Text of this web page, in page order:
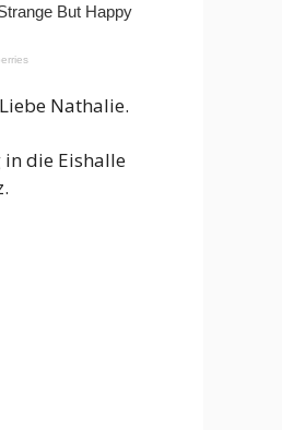
Nathalie.
in die Eishalle